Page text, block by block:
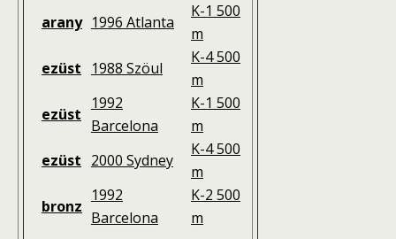
arany 1996 Atlanta
K-1 500
m
ezüst
1988 Szöul
K-4 500
m
ezüst
1992
Barcelona
K-1 500
m
ezüst 2000 Sydney
K-4 500
m
bronz
1992
Barcelona
K-2 500
m